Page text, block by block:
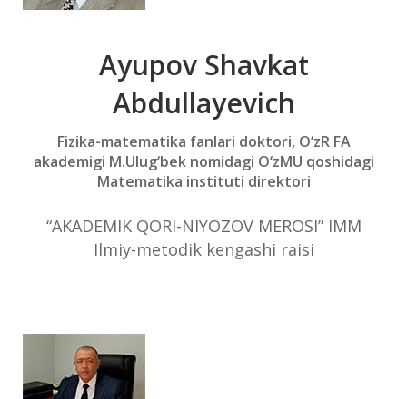
Ayupov Shavkat
Abdullayevich
Fizika-matematika fanlari doktori, O‘zR FA
akademigi M.Ulug‘bek nomidagi O‘zMU qoshidagi
Matematika instituti direktori
“AKADEMIK QORI-NIYOZOV MEROSI” IMM
Ilmiy-metodik kengashi raisi